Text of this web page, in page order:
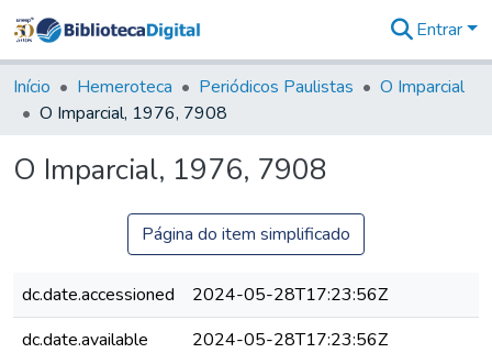
&
Coleções
Tudo na
Digital
Entrar
Início Hemeroteca Periódicos Paulistas
O Imparcial
O Imparcial, 1976, 7908
O Imparcial, 1976, 7908
Página do item simplificado
dc.date.accessioned
2024-05-28T17:23:56Z
dc.date.available
2024-05-28T17:23:56Z